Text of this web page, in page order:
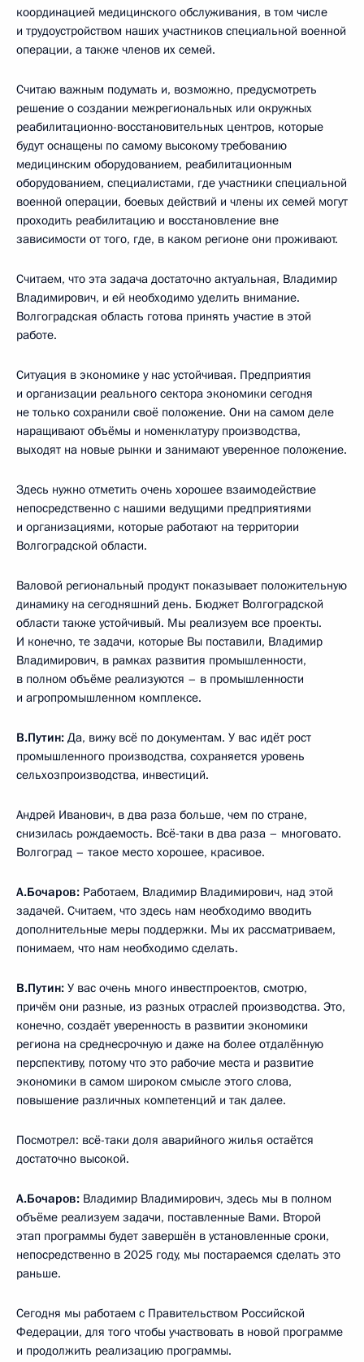
координацией медицинского обслуживания, в том числе
и трудоустройством наших участников специальной военной
операции, а также членов их семей.
Считаю важным подумать и, возможно, предусмотреть
решение о создании межрегиональных или окружных
реабилитационно-восстановительных центров, которые
будут оснащены по самому высокому требованию
медицинским оборудованием, реабилитационным
оборудованием, специалистами, где участники специальной
военной операции, боевых действий и члены их семей могут
проходить реабилитацию и восстановление вне
зависимости от того, где, в каком регионе они проживают.
Считаем, что эта задача достаточно актуальная, Владимир
Владимирович, и ей необходимо уделить внимание.
Волгоградская область готова принять участие в этой
работе.
Ситуация в экономике у нас устойчивая. Предприятия
и организации реального сектора экономики сегодня
не только сохранили своё положение. Они на самом деле
наращивают объёмы и номенклатуру производства,
выходят на новые рынки и занимают уверенное положение.
Здесь нужно отметить очень хорошее взаимодействие
непосредственно с нашими ведущими предприятиями
и организациями, которые работают на территории
Волгоградской области.
Валовой региональный продукт показывает положительную
динамику на сегодняшний день. Бюджет Волгоградской
области также устойчивый. Мы реализуем все проекты.
И конечно, те задачи, которые Вы поставили, Владимир
Владимирович, в рамках развития промышленности,
в полном объёме реализуются – в промышленности
и агропромышленном комплексе.
В.Путин: Да, вижу всё по документам. У вас идёт рост
промышленного производства, сохраняется уровень
сельхозпроизводства, инвестиций.
Андрей Иванович, в два раза больше, чем по стране,
снизилась рождаемость. Всё-таки в два раза – многовато.
Волгоград – такое место хорошее, красивое.
А.Бочаров: Работаем, Владимир Владимирович, над этой
задачей. Считаем, что здесь нам необходимо вводить
дополнительные меры поддержки. Мы их рассматриваем,
понимаем, что нам необходимо сделать.
В.Путин: У вас очень много инвестпроектов, смотрю,
причём они разные, из разных отраслей производства. Это,
конечно, создаёт уверенность в развитии экономики
региона на среднесрочную и даже на более отдалённую
перспективу, потому что это рабочие места и развитие
экономики в самом широком смысле этого слова,
повышение различных компетенций и так далее.
Посмотрел: всё-таки доля аварийного жилья остаётся
достаточно высокой.
А.Бочаров: Владимир Владимирович, здесь мы в полном
объёме реализуем задачи, поставленные Вами. Второй
этап программы будет завершён в установленные сроки,
непосредственно в 2025 году, мы постараемся сделать это
раньше.
Сегодня мы работаем с Правительством Российской
Федерации, для того чтобы участвовать в новой программе
и продолжить реализацию программы.